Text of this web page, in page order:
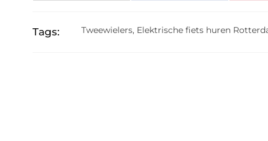
Tags: Tweewielers, Elektrische fiets huren